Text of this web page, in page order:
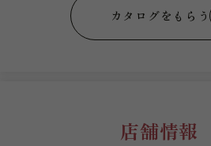
カタログをもらう
店舗情報